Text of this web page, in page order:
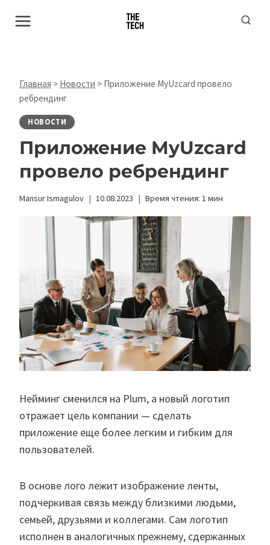
Главная > Новости > Приложение MyUzcard провело
ребрендинг
НОВОСТИ
Приложение MyUzcard
провело ребрендинг
Mansur Ismagulov 10.08.2023 Время чтения: 1 мин
Нейминг сменился на Plum, а новый логотип
отражает цель компании — сделать
приложение еще более легким и гибким для
пользователей.
В основе лого лежит изображение ленты,
подчеркивая связь между близкими людьми,
семьей, друзьями и коллегами. Сам логотип
исполнен в аналогичных прежнему, сдержанных